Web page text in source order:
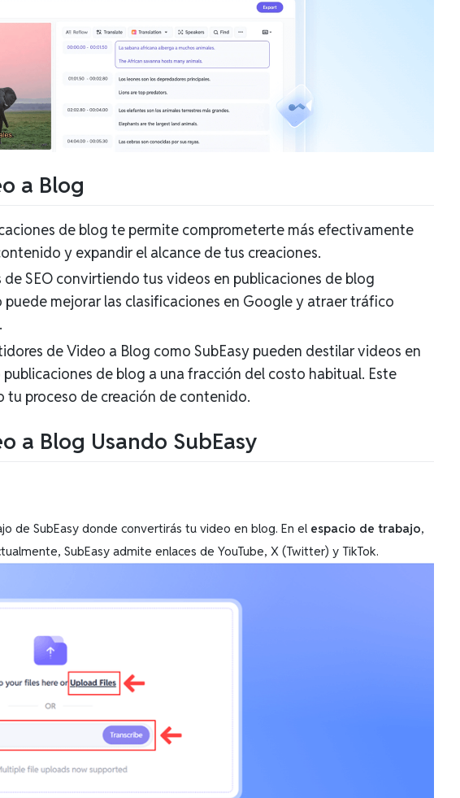
a Blog
de blog te permite comprometerte más efectivamente
y expandir el alcance de tus creaciones.
SEO convirtiendo tus videos en publicaciones de blog
mejorar las clasificaciones en Google y atraer tráfico
de Video a Blog como SubEasy pueden destilar videos en
de blog a una fracción del costo habitual. Este
proceso de creación de contenido.
a Blog Usando SubEasy
de SubEasy donde convertirás tu video en blog. En el espacio de trabajo,
SubEasy admite enlaces de YouTube, X (Twitter) y TikTok.